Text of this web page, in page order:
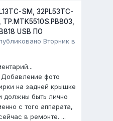
SM, 32PL53TC-
USB ПО
Вторник в
фото
на задней крышке
должны быть лично
с того аппарата,
в ремонте. ...